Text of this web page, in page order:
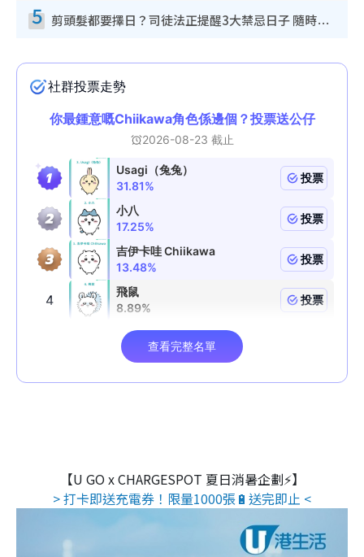
5 剪頭髮都要擇日？司徒法正提醒3大禁忌日子 隨時剪走財運！呢日剪髮恐「剪壽命」？
【U GO x CHARGESPOT 夏日消暑企劃⚡】
> 打卡即送充電券！限量1000張🔋送完即止 <